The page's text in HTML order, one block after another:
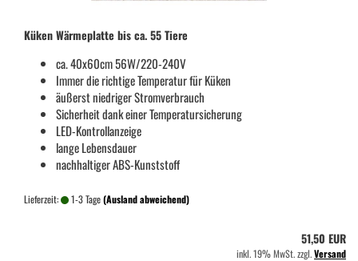
Küken Wärmeplatte bis ca. 55 Tiere
ca. 40x60cm 56W/220-240V
Immer die richtige Temperatur für Küken
äußerst niedriger Stromverbrauch
Sicherheit dank einer Temperatursicherung
LED-Kontrollanzeige
lange Lebensdauer
nachhaltiger ABS-Kunststoff
Lieferzeit: 1-3 Tage(Ausland abweichend)
51,50 EUR
inkl. 19% MwSt. zzgl.Versand